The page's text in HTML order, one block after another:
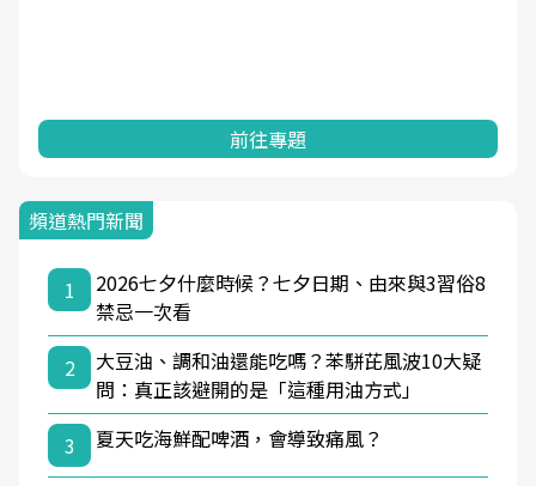
前往專題
頻道熱門新聞
1
2026七夕什麼時候？七夕日期、由來與3習俗8
禁忌一次看
2
大豆油、調和油還能吃嗎？苯駢芘風波10大疑
問：真正該避開的是「這種用油方式」
3
夏天吃海鮮配啤酒，會導致痛風？